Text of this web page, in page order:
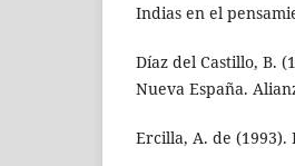
Indias en el
Díaz del Castillo, B.
Nueva España.
Ercilla, A. de (1993).